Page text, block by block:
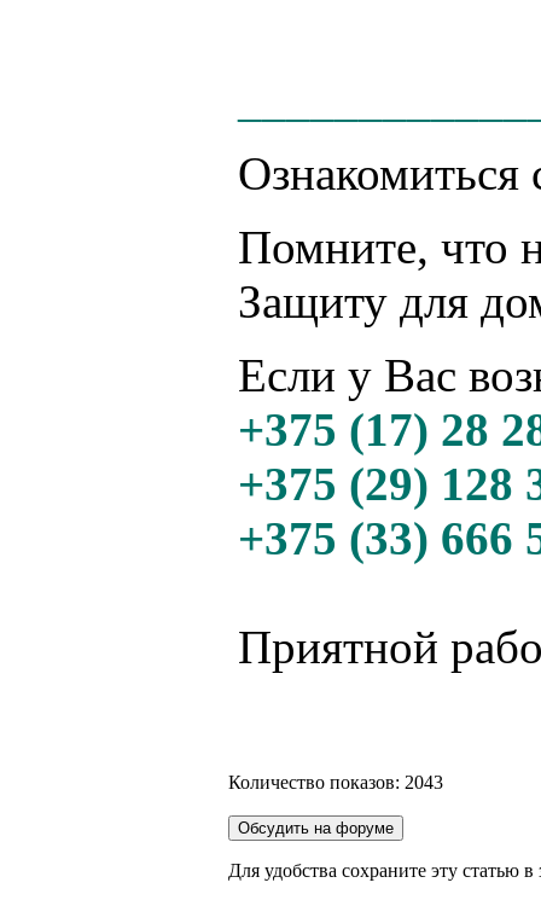
Помните, что
Защиту для
Если у Вас
+375 (17) 28
+375 (29) 128
+375 (33)
Приятной
Количество показов: 2043
Для удобства сохраните эту статью в